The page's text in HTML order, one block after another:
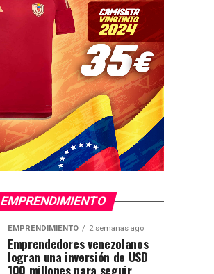
EMPRENDIMIENTO
EMPRENDIMIENTO 2 semanas ago
Emprendedores venezolanos
logran una inversión de USD
100 millones para seguir